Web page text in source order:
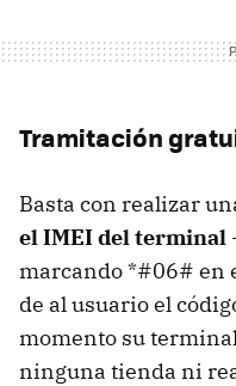
Tramitación
Basta con realizar
el IMEI del terminal
marcando *#06# en
de al usuario el
momento su
ninguna tienda ni